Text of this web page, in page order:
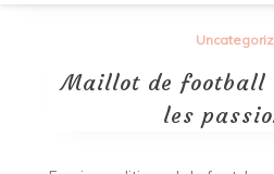
Maillot de football
les